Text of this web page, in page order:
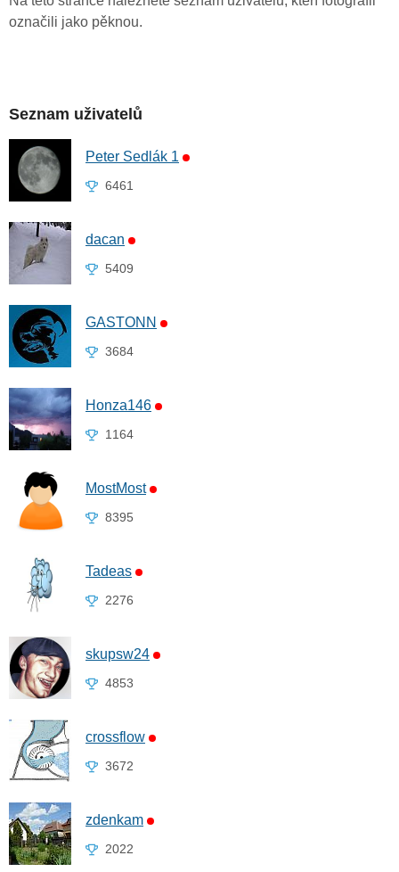
označili jako pěknou.
Seznam uživatelů
Peter Sedlák 1
6461
dacan
5409
GASTONN
3684
Honza146
1164
MostMost
8395
Tadeas
2276
skupsw24
4853
crossflow
3672
zdenkam
2022